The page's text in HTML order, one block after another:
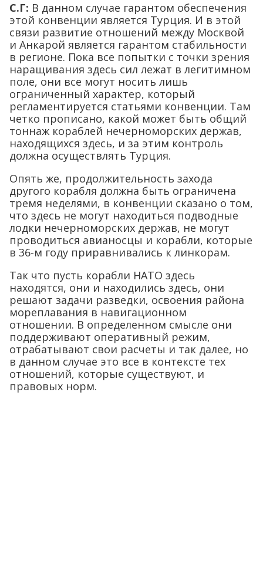
С.Г: В данном случае гарантом обеспечения
этой конвенции является Турция. И в этой
связи развитие отношений между Москвой
и Анкарой является гарантом стабильности
в регионе. Пока все попытки с точки зрения
наращивания здесь сил лежат в легитимном
поле, они все могут носить лишь
ограниченный характер, который
регламентируется статьями конвенции. Там
четко прописано, какой может быть общий
тоннаж кораблей нечерноморских держав,
находящихся здесь, и за этим контроль
должна осуществлять Турция.
Опять же, продолжительность захода
другого корабля должна быть ограничена
тремя неделями, в конвенции сказано о том,
что здесь не могут находиться подводные
лодки нечерноморских держав, не могут
проводиться авианосцы и корабли, которые
в 36-м году приравнивались к линкорам.
Так что пусть корабли НАТО здесь
находятся, они и находились здесь, они
решают задачи разведки, освоения района
мореплавания в навигационном
отношении. В определенном смысле они
поддерживают оперативный режим,
отрабатывают свои расчеты и так далее, но
в данном случае это все в контексте тех
отношений, которые существуют, и
правовых норм.